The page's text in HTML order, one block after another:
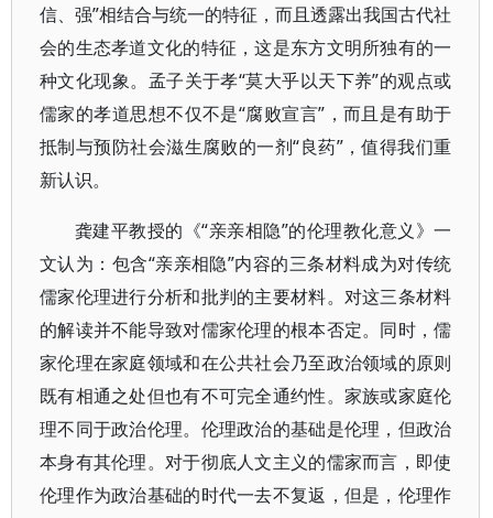
信、强”相结合与统一的特征，而且透露出我国古代社
会的生态孝道文化的特征，这是东方文明所独有的一
种文化现象。孟子关于孝“莫大乎以天下养”的观点或
儒家的孝道思想不仅不是“腐败宣言”，而且是有助于
抵制与预防社会滋生腐败的一剂“良药”，值得我们重
新认识。
龚建平教授的《“亲亲相隐”的伦理教化意义》一
文认为：包含“亲亲相隐”内容的三条材料成为对传统
儒家伦理进行分析和批判的主要材料。对这三条材料
的解读并不能导致对儒家伦理的根本否定。同时，儒
家伦理在家庭领域和在公共社会乃至政治领域的原则
既有相通之处但也有不可完全通约性。家族或家庭伦
理不同于政治伦理。伦理政治的基础是伦理，但政治
本身有其伦理。对于彻底人文主义的儒家而言，即使
伦理作为政治基础的时代一去不复返，但是，伦理作